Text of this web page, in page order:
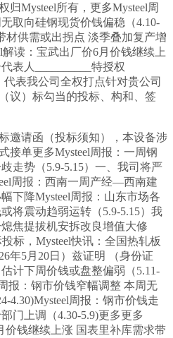
归Mysteel所有，更多Mysteel周
取向硅钢现货价钱偏稳（4.10-
材供需或出拐点 淡季叠加复产增
读：宝武出厂价6月价钱继续上
表人__________特授权
代表我公司全权打点针对贵公司
（议）标勾当的投标、构和、签
请函（投标须知），本设备涉
接单更多Mysteel周报：一周钢
走势（5.9-5.15）一、我司将严
周报：西南一周产经—西南建
下降Mysteel周报：山东市场各
将震动趋弱运转（5.9-5.15）我
焦提拔机安拆改良增值大修
标，Mysteel快讯：全国热轧板
年5月20日）兹证明 （身份证
计下周价钱或盘整偏弱（5.11-
报：钢市价钱窄幅调整 本周无
4.30)Mysteel周报：钢市价钱走
门上调（4.30-5.9)更多更多
价钱继续上涨 国表里补库需求带